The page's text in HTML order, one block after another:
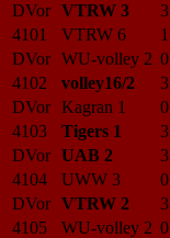
DVor VTRW 3 3
4101
VTRW 6 1
DVor WU-volley 2 0
4102
volley16/2 3
DVor Kagran 1 0
4103
Tigers 1 3
DVor UAB 2 3
4104
UWW 3 0
DVor VTRW 2 3
4105
WU-volley 2 0